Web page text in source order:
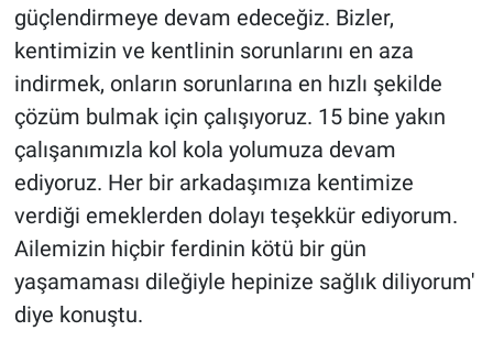
güçlendirmeye devam edeceğiz. Bizler,
kentimizin ve kentlinin sorunlarını en aza
indirmek, onların sorunlarına en hızlı şekilde
çözüm bulmak için çalışıyoruz. 15 bine yakın
çalışanımızla kol kola yolumuza devam
ediyoruz. Her bir arkadaşımıza kentimize
verdiği emeklerden dolayı teşekkür ediyorum.
Ailemizin hiçbir ferdinin kötü bir gün
yaşamaması dileğiyle hepinize sağlık diliyorum'
diye konuştu.